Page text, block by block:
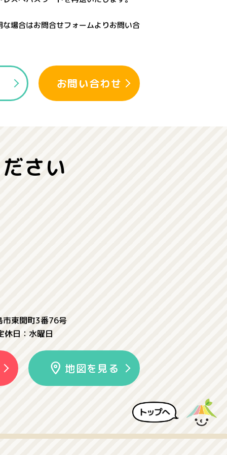
場合はお問合せフォームよりお問い合
お問い合わせ
さい
東開町3番76号
休日：水曜日
地図を見る